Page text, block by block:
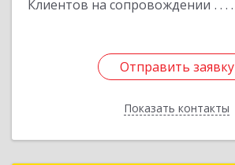
Клиентов на сопровождении
Отправить заявку
Показать контакты
Отправить заявку
Назад